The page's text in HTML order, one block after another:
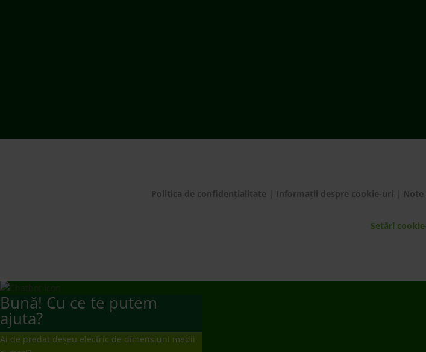
Bună! Cu ce te putem
colectarewww.ecotic.ro/puncte-de-colectare
mulțumim!
Dorești un contract de preluare responsabilități?
Te rugăm să trimiți solicitarea ta la
producatori@ecotic.ro